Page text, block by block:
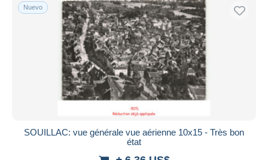
Nuevo
SOUILLAC: vue générale vue aérienne 10x15 - Très bon
état